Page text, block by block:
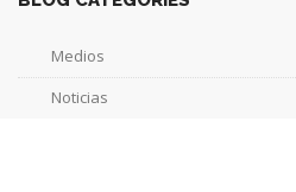
Medios
Noticias